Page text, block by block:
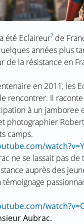
été Eclaireur? de
années plus
de la résistance en
en 2011, les
rencontrer. Il
à un jamboree
photographier
camps.
ne se lassait pas
auprès des
témoignage
Aubrac.